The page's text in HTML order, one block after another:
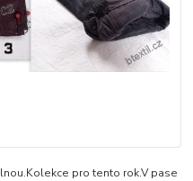
pro tento rok.V pase